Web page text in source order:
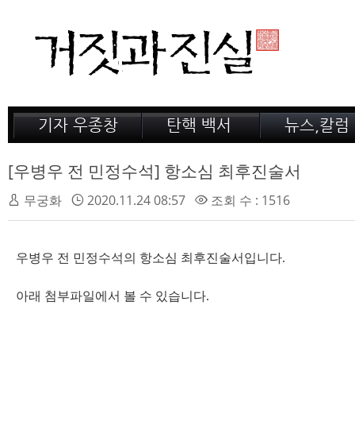
기자 우종창
저서 소개
감옥 이야기
탄핵 백서
거짓의 산
법정 녹취록
인터뷰
뉴스,칼럼
공지,새소식
정계 비화
전문가 칼럼
[우병우 전 민정수석] 항소심 최후진술서
무궁화 2020.11.24 08:57 조회 수 : 1516
우병우 전 민정수석의 항소심 최후진술서입니다.
아래 첨부파일에서 볼 수 있습니다.